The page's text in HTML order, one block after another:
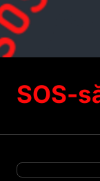
SOS-